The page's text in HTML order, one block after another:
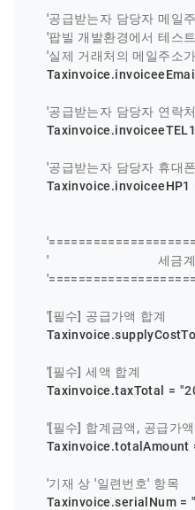
'공급받는자 담당자 메일
'팝빌 개발환경에서 테스
'실제 거래처의 메일주소
'공급받는자 담당자 연락처
'공급받는자 담당자 휴대
'                            세금
'[필수] 공급가액 합계
'[필수] 세액 합계
    Taxinvoice.taxTotal =
'[필수] 합계금액, 공급가
Taxinvoice.totalAmount
'기재 상 '일련번호' 항목
    Taxinvoice.serialNum =